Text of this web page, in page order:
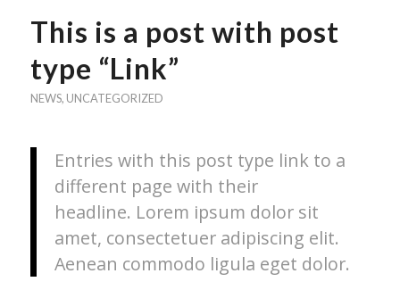
This is a post with post
type “Link”
NEWS, UNCATEGORIZED
Entries with this post type link to a
different page with their
headline. Lorem ipsum dolor sit
amet, consectetuer adipiscing elit.
Aenean commodo ligula eget dolor.